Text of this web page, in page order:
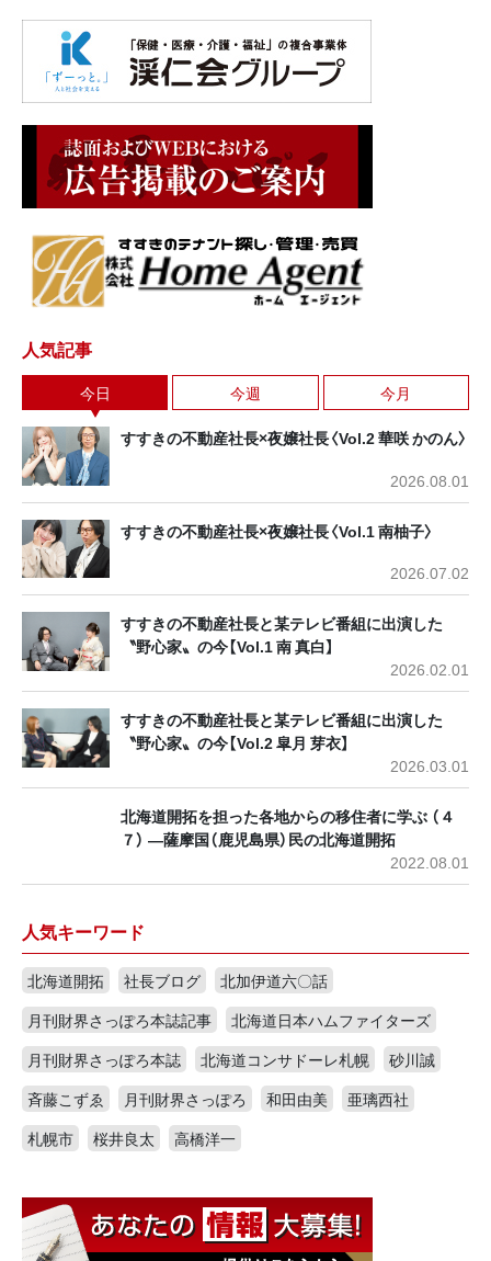
人気記事
今日 今週 今月
すすきの不動産社長×夜嬢社長〈Vol.2 華咲 かのん〉
2026.08.01
すすきの不動産社長×夜嬢社長〈Vol.1 南柚子〉
2026.07.02
すすきの不動産社長と某テレビ番組に出演した
〝野心家〟の今【Vol.1 南 真白】
2026.02.01
すすきの不動産社長と某テレビ番組に出演した
〝野心家〟の今【Vol.2 皐月 芽衣】
2026.03.01
北海道開拓を担った各地からの移住者に学ぶ （４
７） ―薩摩国（鹿児島県）民の北海道開拓
2022.08.01
人気キーワード
北海道開拓 社長ブログ
北加伊道六〇話
月刊財界さっぽろ本誌記事
北海道日本ハムファイターズ
月刊財界さっぽろ本誌
北海道コンサドーレ札幌
砂川誠
斉藤こずゑ
月刊財界さっぽろ 和田由美
亜璃西社
札幌市
桜井良太 高橋洋一